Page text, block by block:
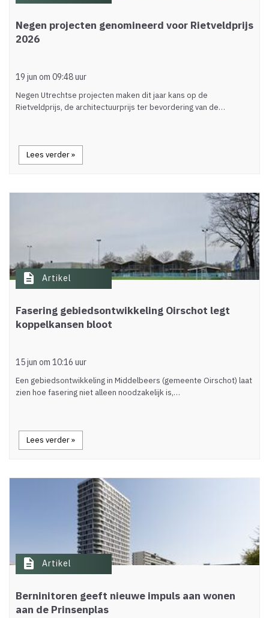
Negen projecten genomineerd voor Rietveldprijs
2026
19 jun om 09:48 uur
Negen Utrechtse projecten maken dit jaar kans op de
Rietveldprijs, de architectuurprijs ter bevordering van de…
Lees verder »
description Artikel
Fasering gebiedsontwikkeling Oirschot legt
koppelkansen bloot
15 jun om 10:16 uur
Een gebiedsontwikkeling in Middelbeers (gemeente Oirschot) laat
zien hoe fasering niet alleen noodzakelijk is,…
Lees verder »
description Artikel
Berninitoren geeft nieuwe impuls aan wonen
aan de Prinsenplas